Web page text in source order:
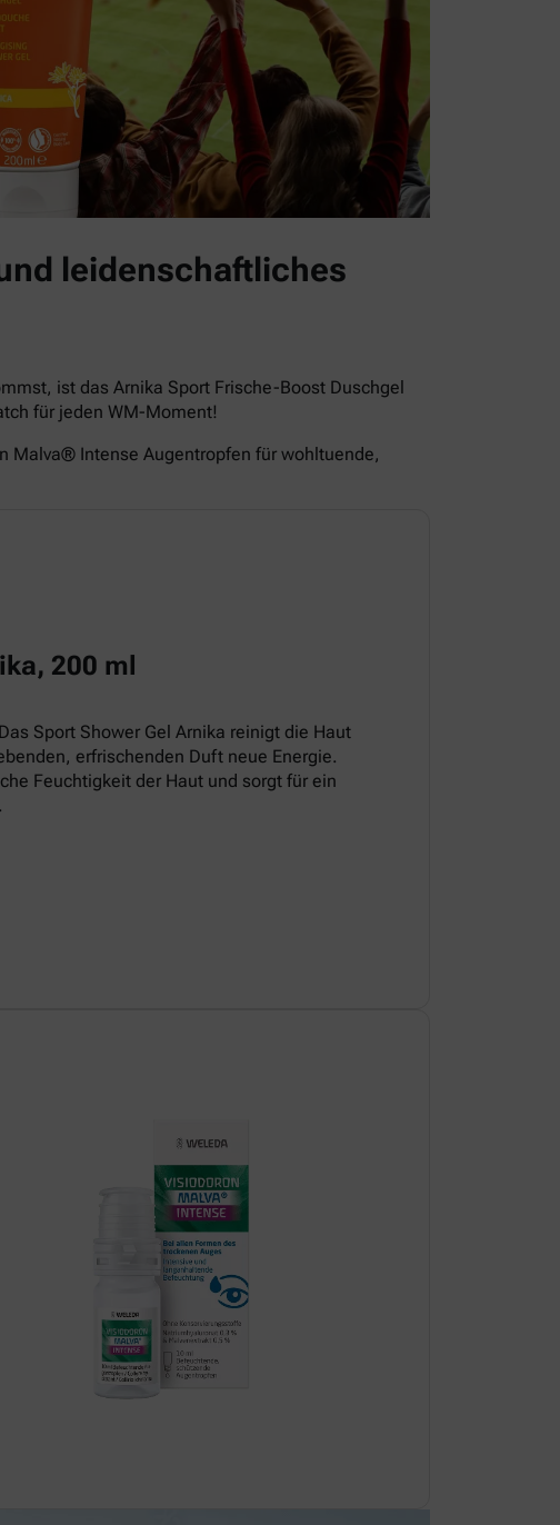
leidenschaftliches
ist das Arnika Sport Frische-Boost Duschgel
für jeden WM-Moment!
Malva® Intense Augentropfen für wohltuende,
200 ml
Sport Shower Gel Arnika reinigt die Haut
erfrischenden Duft neue Energie.
Feuchtigkeit der Haut und sorgt für ein